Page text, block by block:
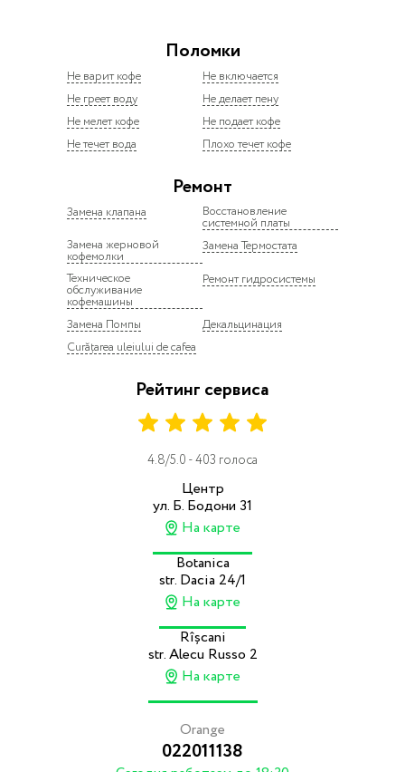
Поломки
Не варит кофе
Не включается
Не греет воду
Не делает пену
Не мелет кофе
Не подает кофе
Не течет вода
Плохо течет кофе
Ремонт
Замена клапана Восстановление
системной платы
Замена жерновой
кофемолки
Замена Термостата
Техническое
обслуживание
кофемашины
Ремонт гидросистемы
Замена Помпы
Декальцинация
Curățarea uleiului de cafea
Рейтинг сервиса
4.8/5.0 - 403 голоса
Центр
ул. Б. Бодони 31
На карте
Botanica
str. Dacia 24/1
На карте
Rîșcani
str. Alecu Russo 2
На карте
Orange
022011138